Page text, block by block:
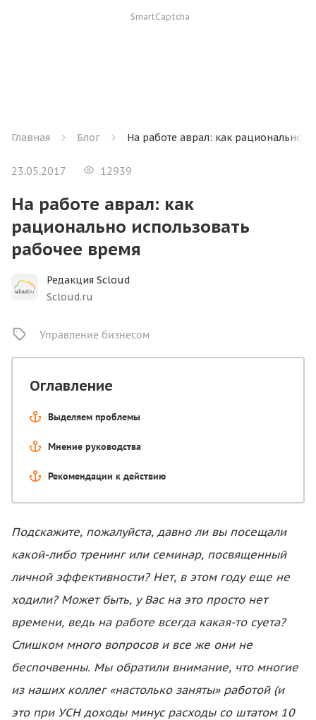
SmartCaptcha
Главная Блог На работе аврал: как рационально
23.05.2017 12939
На работе аврал: как
рационально использовать
рабочее время
Редакция Scloud
Scloud.ru
Управление бизнесом
Оглавление
Выделяем проблемы
Мнение руководства
Рекомендации к действию
Подскажите, пожалуйста, давно ли вы посещали
какой-либо тренинг или семинар, посвященный
личной эффективности? Нет, в этом году еще не
ходили? Может быть, у Вас на это просто нет
времени, ведь на работе всегда какая-то суета?
Слишком много вопросов и все же они не
беспочвенны. Мы обратили внимание, что многие
из наших коллег «настолько заняты» работой (и
это при УСН доходы минус расходы со штатом 10